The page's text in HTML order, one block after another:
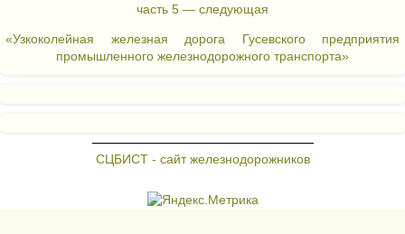
часть 5 — следующая
«Узкоколейная железная дорога Гусевского предприятия
промышленного железнодорожного транспорта»
СЦБИСТ - сайт железнодорожников